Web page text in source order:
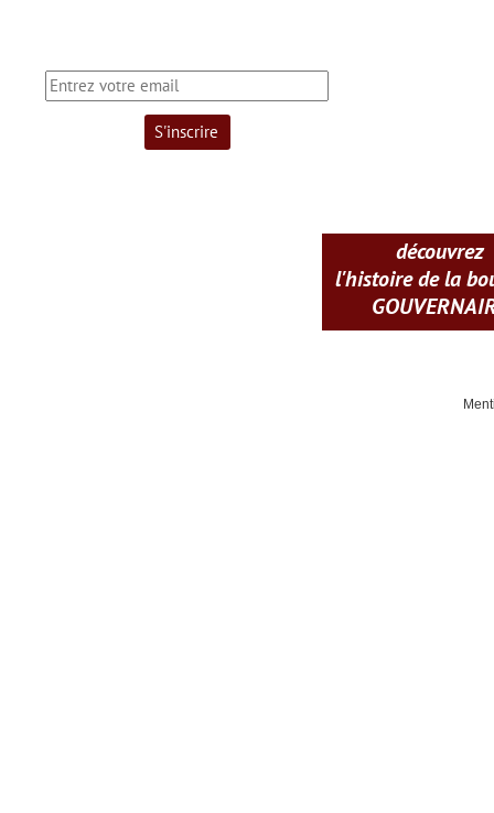
découvrez
l'histoire de la